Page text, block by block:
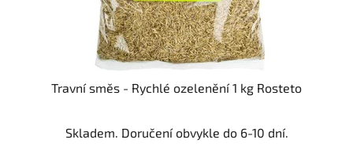
Travní směs - Rychlé ozelenění 1 kg Rosteto
Skladem. Doručení obvykle do 6-10 dní.